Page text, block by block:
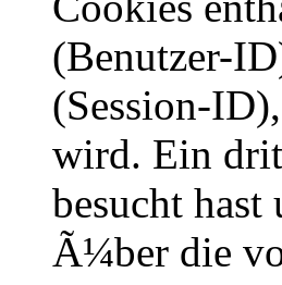
(Benutzer-
(Session-
wird. Ein
besucht
Ã¼ber die